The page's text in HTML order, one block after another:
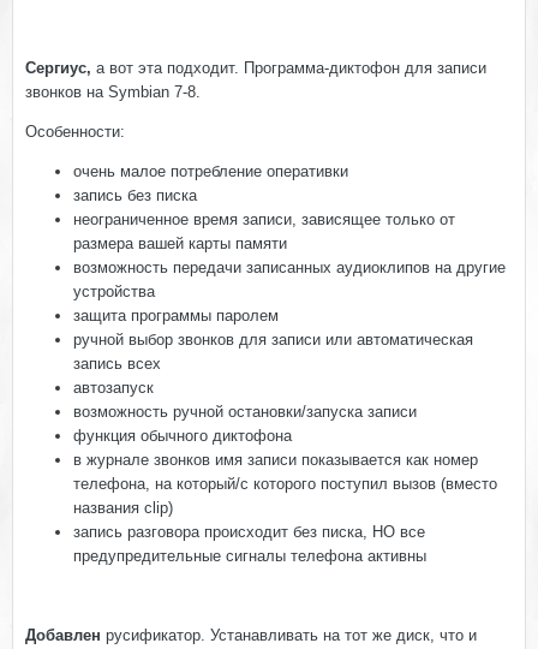
Сергиус, а вот эта подходит. Программа-диктофон для записи
звонков на Symbian 7-8.
Особенности:
очень малое потребление оперативки
запись без писка
неограниченное время записи, зависящее только от
размера вашей карты памяти
возможность передачи записанных аудиоклипов на другие
устройства
защита программы паролем
ручной выбор звонков для записи или автоматическая
запись всех
автозапуск
возможность ручной остановки/запуска записи
функция обычного диктофона
в журнале звонков имя записи показывается как номер
телефона, на который/с которого поступил вызов (вместо
названия clip)
запись разговора происходит без писка, НО все
предупредительные сигналы телефона активны
Добавлен русификатор. Устанавливать на тот же диск, что и